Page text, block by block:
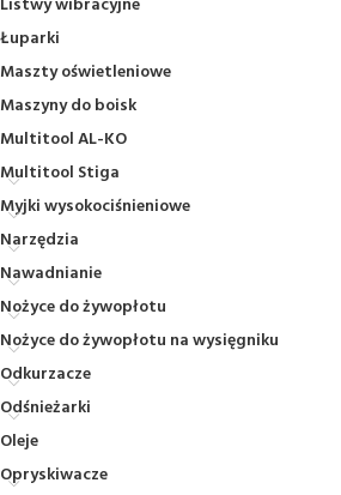
Łuparki
Maszty oświetleniowe
Maszyny do boisk
Multitool AL-KO
Multitool Stiga
Myjki wysokociśnieniowe
Narzędzia
Nawadnianie
Nożyce do żywopłotu
Nożyce do żywopłotu na wysięgniku
Odkurzacze
Odśnieżarki
Oleje
Opryskiwacze